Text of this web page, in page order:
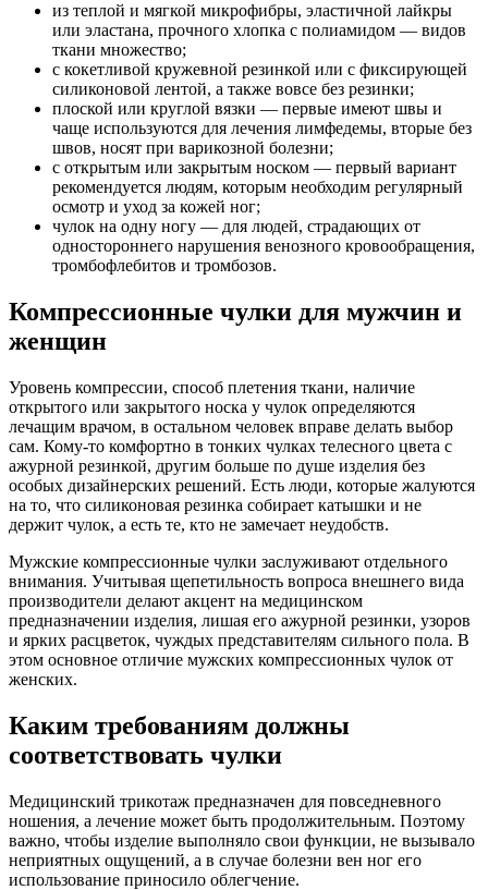
из теплой и мягкой микрофибры, эластичной лайкры
или эластана, прочного хлопка с полиамидом — видов
ткани множество;
с кокетливой кружевной резинкой или с фиксирующей
силиконовой лентой, а также вовсе без резинки;
плоской или круглой вязки — первые имеют швы и
чаще используются для лечения лимфедемы, вторые без
швов, носят при варикозной болезни;
с открытым или закрытым носком — первый вариант
рекомендуется людям, которым необходим регулярный
осмотр и уход за кожей ног;
чулок на одну ногу — для людей, страдающих от
одностороннего нарушения венозного кровообращения,
тромбофлебитов и тромбозов.
Компрессионные чулки для мужчин и
женщин
Уровень компрессии, способ плетения ткани, наличие
открытого или закрытого носка у чулок определяются
лечащим врачом, в остальном человек вправе делать выбор
сам. Кому-то комфортно в тонких чулках телесного цвета с
ажурной резинкой, другим больше по душе изделия без
особых дизайнерских решений. Есть люди, которые жалуются
на то, что силиконовая резинка собирает катышки и не
держит чулок, а есть те, кто не замечает неудобств.
Мужские компрессионные чулки заслуживают отдельного
внимания. Учитывая щепетильность вопроса внешнего вида
производители делают акцент на медицинском
предназначении изделия, лишая его ажурной резинки, узоров
и ярких расцветок, чуждых представителям сильного пола. В
этом основное отличие мужских компрессионных чулок от
женских.
Каким требованиям должны
соответствовать чулки
Медицинский трикотаж предназначен для повседневного
ношения, а лечение может быть продолжительным. Поэтому
важно, чтобы изделие выполняло свои функции, не вызывало
неприятных ощущений, а в случае болезни вен ног его
использование приносило облегчение.